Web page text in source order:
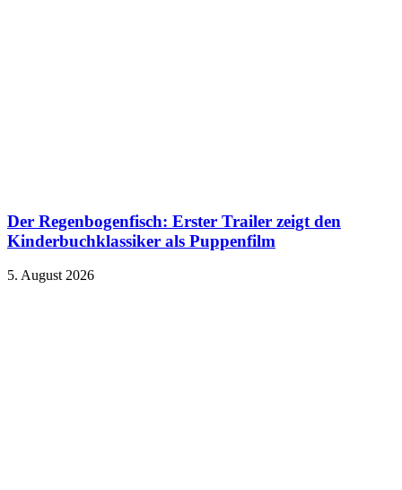
Der Regenbogenfisch: Erster Trailer zeigt den
Kinderbuchklassiker als Puppenfilm
5. August 2026